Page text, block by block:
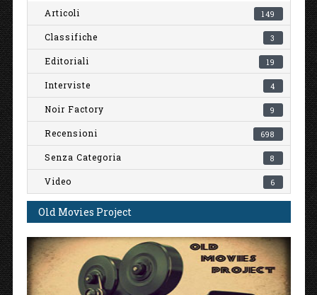
Articoli 149
Classifiche 3
Editoriali 19
Interviste 4
Noir Factory 9
Recensioni 698
Senza Categoria 8
Video 6
Old Movies Project